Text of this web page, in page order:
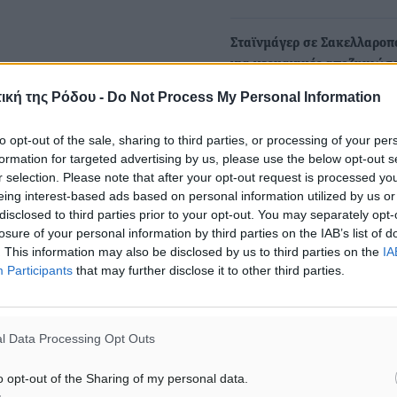
της Ρόδου - Do Not Process My Personal Information
opt-out of the sale, sharing to third parties, or processing of your
for targeted advertising by us, please use the below opt-out
selection. Please note that after your opt-out request is processed
interest-based ads based on personal information utilized by us
to third parties prior to your opt-out. You may separately
of your personal information by third parties on the IAB’s list of
This information may also be disclosed by us to third parties on the
Participants that may further disclose it to other third parties.
Data Processing Opt Outs
opt-out of the Sharing of my personal data.
αναζήτησης
μας στο Google News ★ ↗
Σταϊνμάγερ σε
για γερμανικές
λήξαν
Συνάντηση με την
Δημοκρατίας, Κατερίνα
Σακελλαροπούλου,
πραγματοποίησε σήμερα,
το…
Ομόφωνη απόφαση της
ΓΣΕΕ αποδέχθηκε
εισήγηση της